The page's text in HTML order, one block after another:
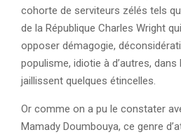
cohorte de serviteurs zélés tels
de la République Charles Wright
opposer démagogie,
populisme, idiotie à d’autres,
jaillissent quelques étincelles.
Or comme on a pu le constater
Mamady Doumbouya, ce genre